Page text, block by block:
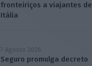
fronteiriços a viajantes de
Itália
7 Agosto 2026
Seguro promulga decreto